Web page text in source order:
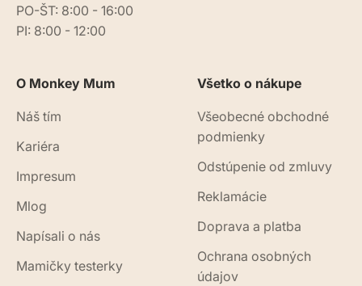
PO-ŠT: 8:00 - 16:00
PI: 8:00 - 12:00
O Monkey Mum
Náš tím
Kariéra
Impresum
Mlog
Napísali o nás
Mamičky testerky
Všetko o nákupe
Všeobecné obchodné
podmienky
Odstúpenie od zmluvy
Reklamácie
Doprava a platba
Ochrana osobných
údajov